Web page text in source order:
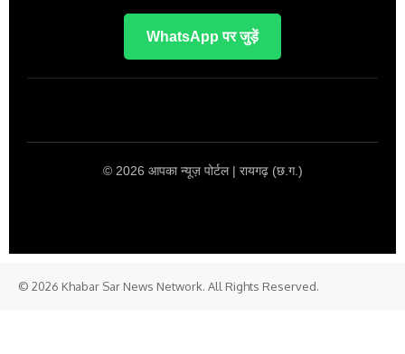
WhatsApp पर जुड़ें
© 2026 आपका न्यूज़ पोर्टल | रायगढ़ (छ.ग.)
© 2026 Khabar Sar News Network. All Rights Reserved.